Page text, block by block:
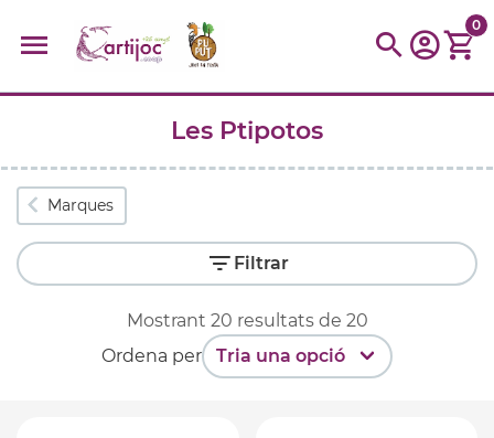
disfressa trencaclosques baldufa
cotxe
camio
parquing
0
Les Ptipotos
Marques
Filtrar
Mostrant 20 resultats de 20
Ordena per